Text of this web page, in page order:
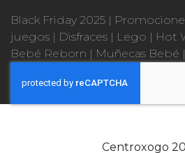
Black Friday 2025 |
juegos | Disfraces | Lego | Hot
Bebé Reborn | Muñecas Bebé |
Centroxogo